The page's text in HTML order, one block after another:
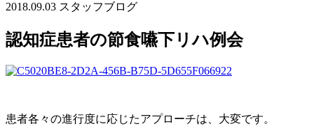
2018.09.03 スタッフブログ
認知症患者の節食嚥下リハ例会
患者各々の進行度に応じたアプローチは、大変です。